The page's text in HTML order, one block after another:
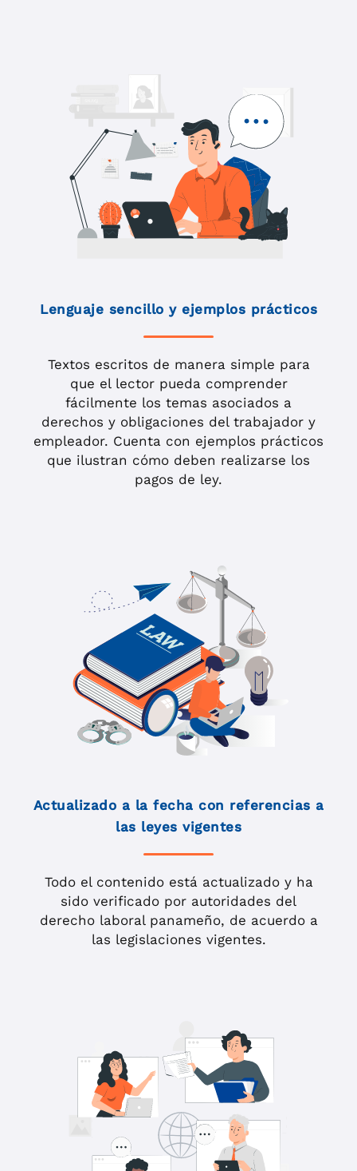
Lenguaje sencillo y ejemplos prácticos
Textos escritos de manera simple para
que el lector pueda comprender
fácilmente los temas asociados a
derechos y obligaciones del trabajador y
empleador. Cuenta con ejemplos prácticos
que ilustran cómo deben realizarse los
pagos de ley.
Actualizado a la fecha con referencias a
las leyes vigentes
Todo el contenido está actualizado y ha
sido verificado por autoridades del
derecho laboral panameño, de acuerdo a
las legislaciones vigentes.